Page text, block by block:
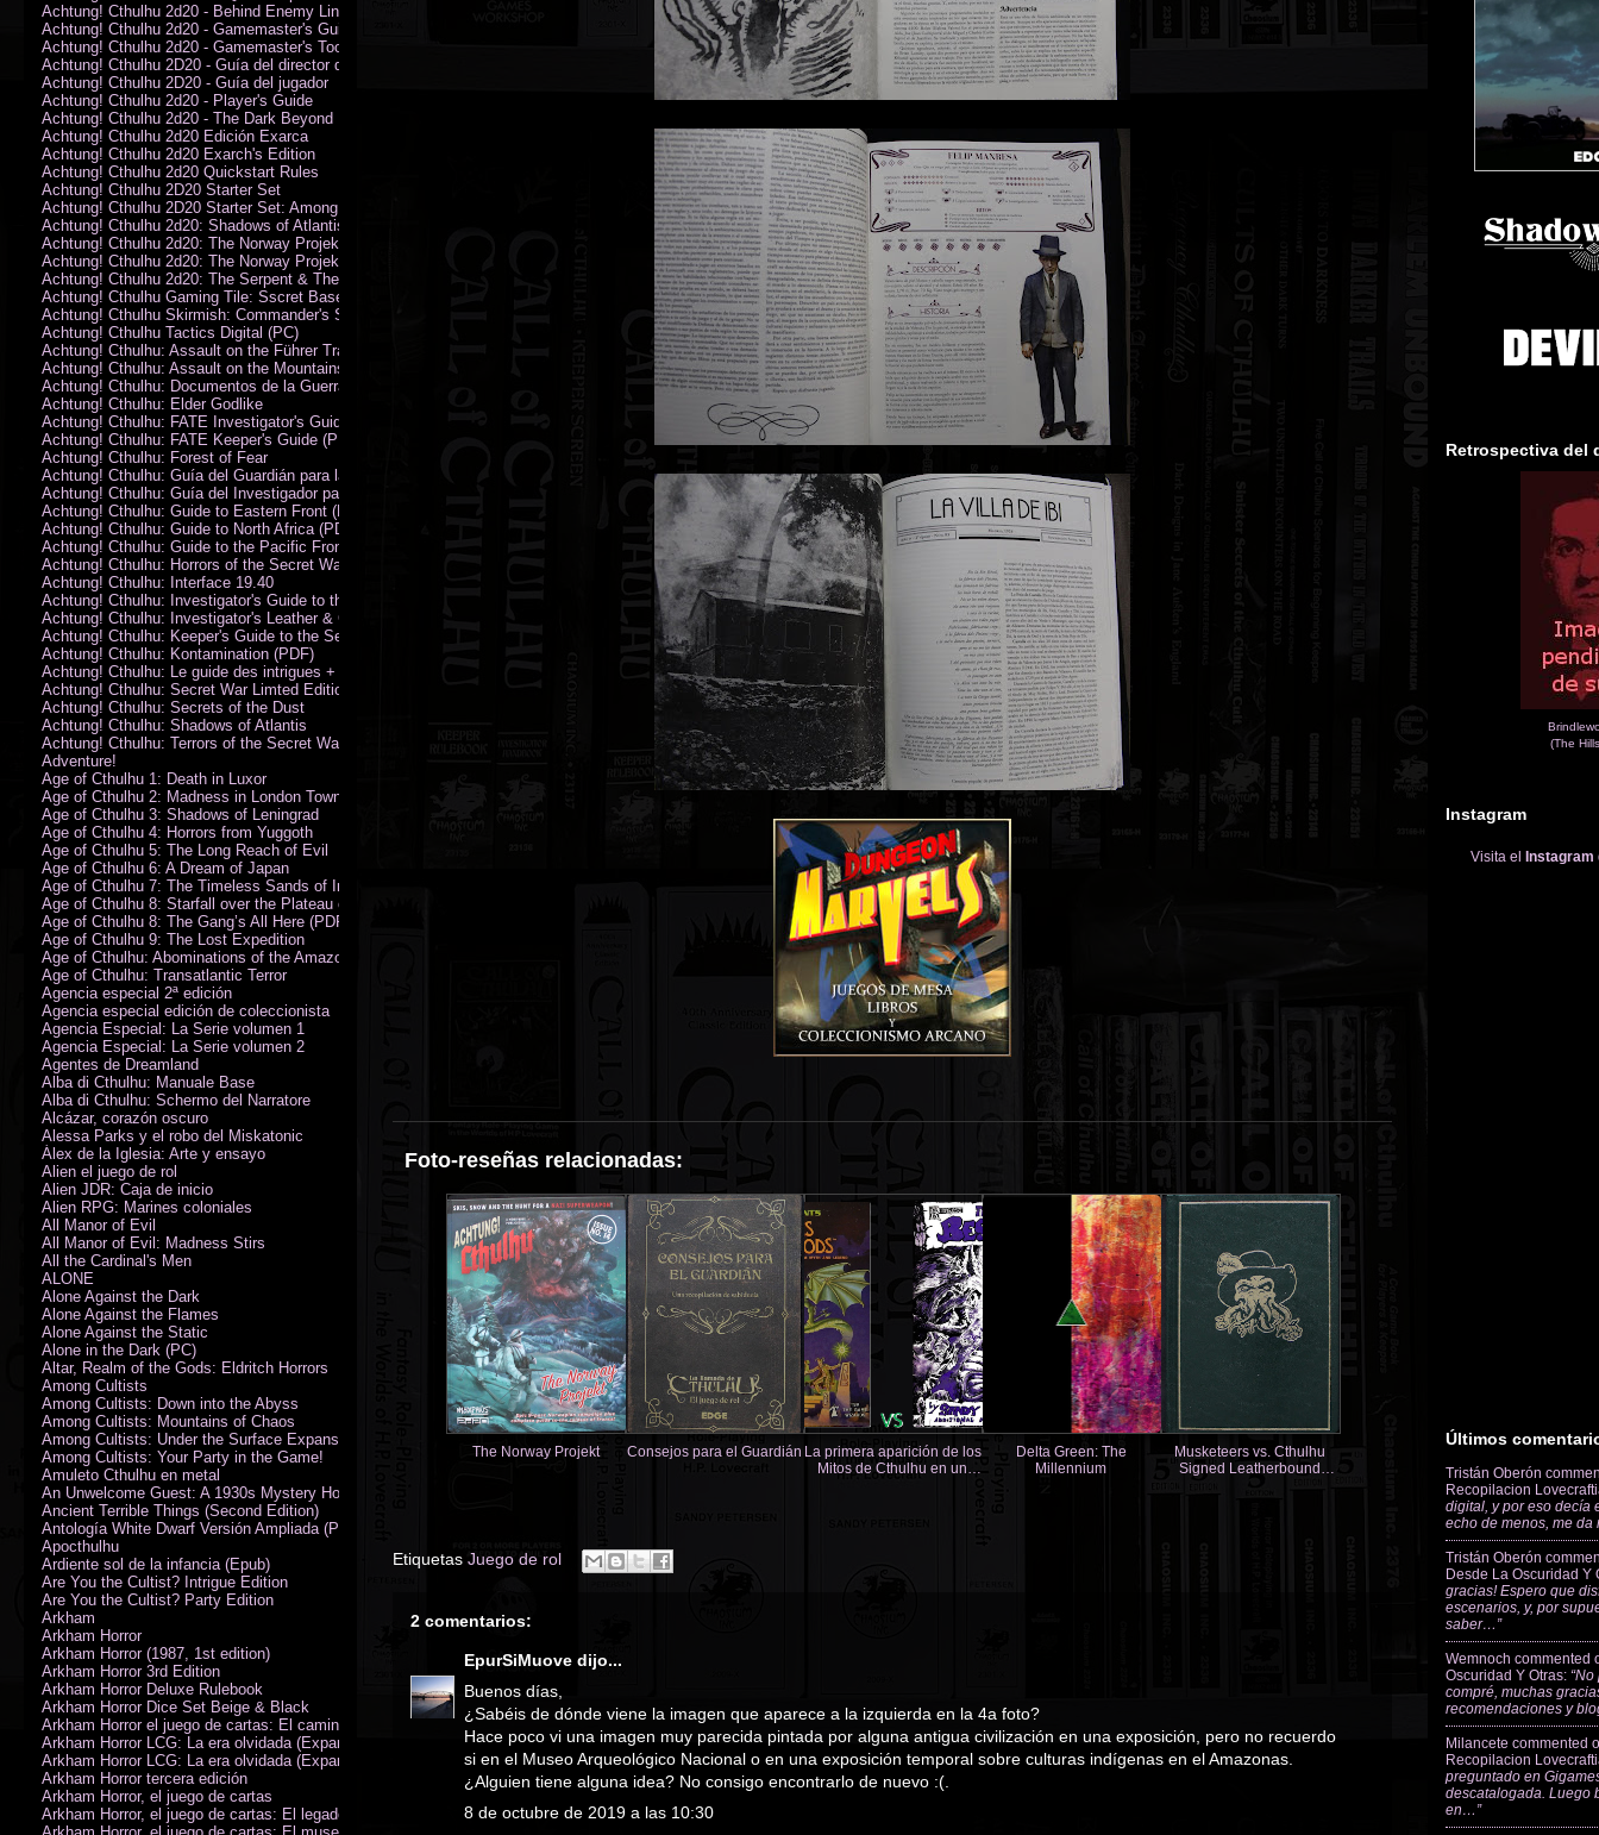
Foto-reseñas relacionadas:
The Norway Projekt Consejos para el Guardián La primera aparición de los
Mitos de Cthulhu en un
Delta Green: The
Millennium
Musketeers vs. Cthulhu
Signed Leatherbound
Etiquetas Juego de rol
2 comentarios:
EpurSiMuove dijo...
Buenos días,
¿Sabéis de dónde viene la imagen que aparece a la izquierda en la 4a foto?
Hace poco vi una imagen muy parecida pintada por alguna antigua civilización en una exposición, pero no recuerdo
si en el Museo Arqueológico Nacional o en una exposición temporal sobre culturas indígenas en el Amazonas.
¿Alguien tiene alguna idea? No consigo encontrarlo de nuevo :(.
8 de octubre de 2019 a las 10:30
Achtung! Cthulhu 2d20 - Behind Enemy Lines
Achtung! Cthulhu 2d20 - Gamemaster's Guide
Achtung! Cthulhu 2d20 - Gamemaster's Toolkit
Achtung! Cthulhu 2D20 - Guía del director de juego
Achtung! Cthulhu 2D20 - Guía del jugador
Achtung! Cthulhu 2d20 - Player's Guide
Achtung! Cthulhu 2d20 - The Dark Beyond
Achtung! Cthulhu 2d20 Edición Exarca
Achtung! Cthulhu 2d20 Exarch's Edition
Achtung! Cthulhu 2d20 Quickstart Rules
Achtung! Cthulhu 2D20 Starter Set
Achtung! Cthulhu 2D20 Starter Set: Among the Wolves (PDF)
Achtung! Cthulhu 2d20: Shadows of Atlantis
Achtung! Cthulhu 2d20: The Norway Projekt
Achtung! Cthulhu 2d20: The Norway Projekt (PDF)
Achtung! Cthulhu 2d20: The Serpent & The Sands
Achtung! Cthulhu Gaming Tile: Sscret Base & Icy Ruins
Achtung! Cthulhu Skirmish: Commander's Set
Achtung! Cthulhu Tactics Digital (PC)
Achtung! Cthulhu: Assault on the Führer Train
Achtung! Cthulhu: Assault on the Mountains of Madness
Achtung! Cthulhu: Documentos de la Guerra Secreta
Achtung! Cthulhu: Elder Godlike
Achtung! Cthulhu: FATE Investigator's Guide (PDF)
Achtung! Cthulhu: FATE Keeper's Guide (PDF)
Achtung! Cthulhu: Forest of Fear
Achtung! Cthulhu: Guía del Guardián para la Guerra Secreta
Achtung! Cthulhu: Guía del Investigador para la Guerra Secreta
Achtung! Cthulhu: Guide to Eastern Front (PDF)
Achtung! Cthulhu: Guide to North Africa (PDF)
Achtung! Cthulhu: Guide to the Pacific Front
Achtung! Cthulhu: Horrors of the Secret War
Achtung! Cthulhu: Interface 19.40
Achtung! Cthulhu: Investigator's Guide to the Secret War
Achtung! Cthulhu: Investigator's Leather & Canvas Bag
Achtung! Cthulhu: Keeper's Guide to the Secret War
Achtung! Cthulhu: Kontamination (PDF)
Achtung! Cthulhu: Le guide des intrigues + ecran
Achtung! Cthulhu: Secret War Limted Edition Book
Achtung! Cthulhu: Secrets of the Dust
Achtung! Cthulhu: Shadows of Atlantis
Achtung! Cthulhu: Terrors of the Secret War
Adventure!
Age of Cthulhu 1: Death in Luxor
Age of Cthulhu 2: Madness in London Town
Age of Cthulhu 3: Shadows of Leningrad
Age of Cthulhu 4: Horrors from Yuggoth
Age of Cthulhu 5: The Long Reach of Evil
Age of Cthulhu 6: A Dream of Japan
Age of Cthulhu 7: The Timeless Sands of India
Age of Cthulhu 8: Starfall over the Plateau of Leng
Age of Cthulhu 8: The Gang’s All Here (PDF)
Age of Cthulhu 9: The Lost Expedition
Age of Cthulhu: Abominations of the Amazon
Age of Cthulhu: Transatlantic Terror
Agencia especial 2ª edición
Agencia especial edición de coleccionista
Agencia Especial: La Serie volumen 1
Agencia Especial: La Serie volumen 2
Agentes de Dreamland
Alba di Cthulhu: Manuale Base
Alba di Cthulhu: Schermo del Narratore
Alcázar, corazón oscuro
Alessa Parks y el robo del Miskatonic
Álex de la Iglesia: Arte y ensayo
Alien el juego de rol
Alien JDR: Caja de inicio
Alien RPG: Marines coloniales
All Manor of Evil
All Manor of Evil: Madness Stirs
All the Cardinal's Men
ALONE
Alone Against the Dark
Alone Against the Flames
Alone Against the Static
Alone in the Dark (PC)
Altar, Realm of the Gods: Eldritch Horrors
Among Cultists
Among Cultists: Down into the Abyss
Among Cultists: Mountains of Chaos
Among Cultists: Under the Surface Expansion
Among Cultists: Your Party in the Game!
Amuleto Cthulhu en metal
An Unwelcome Guest: A 1930s Mystery Horror Adventure RPG
Ancient Terrible Things (Second Edition)
Antología White Dwarf Versión Ampliada (PDF)
Apocthulhu
Ardiente sol de la infancia (Epub)
Are You the Cultist? Intrigue Edition
Are You the Cultist? Party Edition
Arkham
Arkham Horror
Arkham Horror (1987, 1st edition)
Arkham Horror 3rd Edition
Arkham Horror Deluxe Rulebook
Arkham Horror Dice Set Beige & Black
Arkham Horror el juego de cartas: El camino a Carcosa - Exp. campaña
Arkham Horror LCG: La era olvidada (Expansión de campaña)
Arkham Horror LCG: La era olvidada (Expansión de investigadores)
Arkham Horror tercera edición
Arkham Horror, el juego de cartas
Arkham Horror, el juego de cartas: El legado de Dunwich expansión
Retrospectiva del
(The
Instagram
Visita el Instagram
Últimos
Tristán Oberón
Recopilacion
digital, y por eso decía
echo de menos, me
Tristán Oberón
Desde La Oscuridad Y
gracias! Espero que
escenarios, y, por
saber…”
Wemnoch commented
Oscuridad Y Otras:
compré, muchas
recomendaciones y
Milancete commented
Recopilacion
preguntado en
descatalogada. Luego
en…”